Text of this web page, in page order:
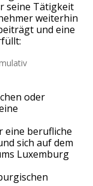
seine Tätigkeit
weiterhin
und eine
oder
eine berufliche
sich auf dem
Luxemburg